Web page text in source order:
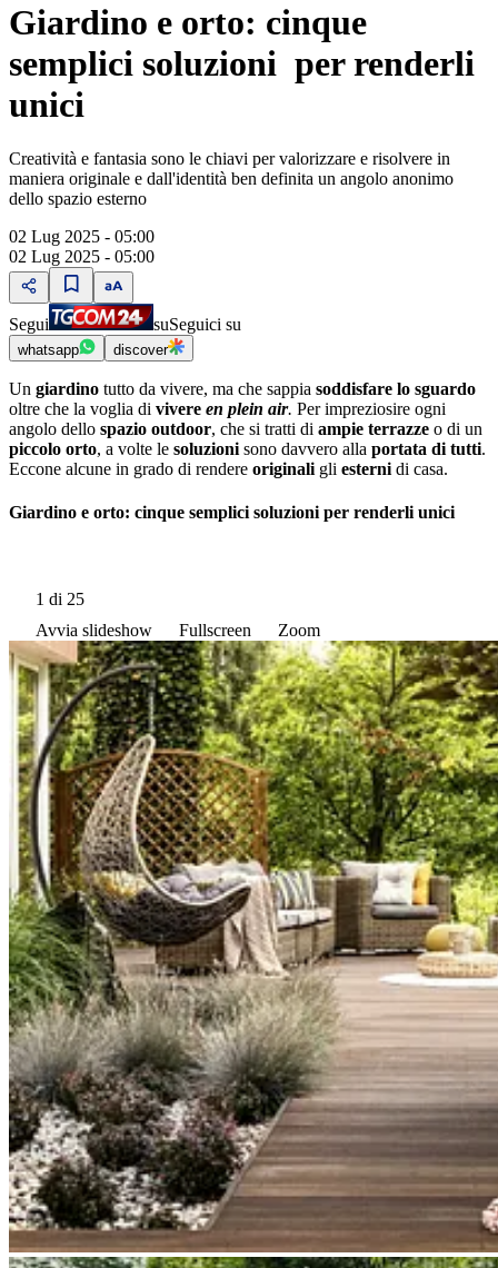
Giardino e orto: cinque
semplici soluzioni per renderli
unici
Creatività e fantasia sono le chiavi per valorizzare e risolvere in
maniera originale e dall'identità ben definita un angolo anonimo
dello spazio esterno
02 Lug 2025 - 05:00
02 Lug 2025 - 05:00
Segui suSeguici su
whatsapp discover
Un giardino tutto da vivere, ma che sappia soddisfare lo sguardo
oltre che la voglia di vivere en plein air. Per impreziosire ogni
angolo dello spazio outdoor, che si tratti di ampie terrazze o di un
piccolo orto, a volte le soluzioni sono davvero alla portata di tutti.
Eccone alcune in grado di rendere originali gli esterni di casa.
Giardino e orto: cinque semplici soluzioni per renderli unici
1 di 25
Avvia slideshow
Fullscreen Zoom